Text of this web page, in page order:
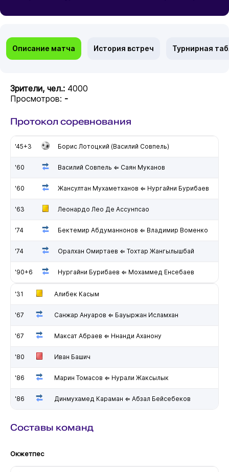
Описание матча История встреч Турнирная
Зрители, чел.: 4000
Просмотров: -
Протокол соревнования
'45+3 Борис Лотоцкий (Василий Совпель)
'60 Василий Совпель ⇐ Саян Муканов
'60 Жансултан Мухаметханов ⇐ Нургайни Бурибаев
'63 Леонардо Лео Де Ассунпсао
'74 Бектемир Абдуманнонов ⇐ Владимир Воменко
'74 Оралхан Омиртаев ⇐ Тохтар Жангылышбай
'90+6 Нургайни Бурибаев ⇐ Мохаммед Енсебаев
'31 Алибек Касым
'67 Санжар Ануаров ⇐ Бауыржан Исламхан
'67 Максат Абраев ⇐ Ннанди Аханону
'80 Иван Башич
'86 Марин Томасов ⇐ Нурали Жаксылык
'86 Динмухамед Караман ⇐ Абзал Бейсебеков
Составы команд
Окжетпес